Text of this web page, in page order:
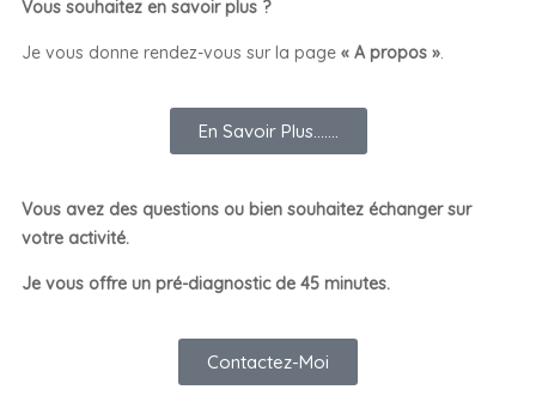
Vous souhaitez en savoir plus ?
Je vous donne rendez-vous sur la page « A propos ».
En Savoir Plus.......
Vous avez des questions ou bien souhaitez échanger sur
votre activité.
Je vous offre un pré-diagnostic de 45 minutes.
Contactez-Moi